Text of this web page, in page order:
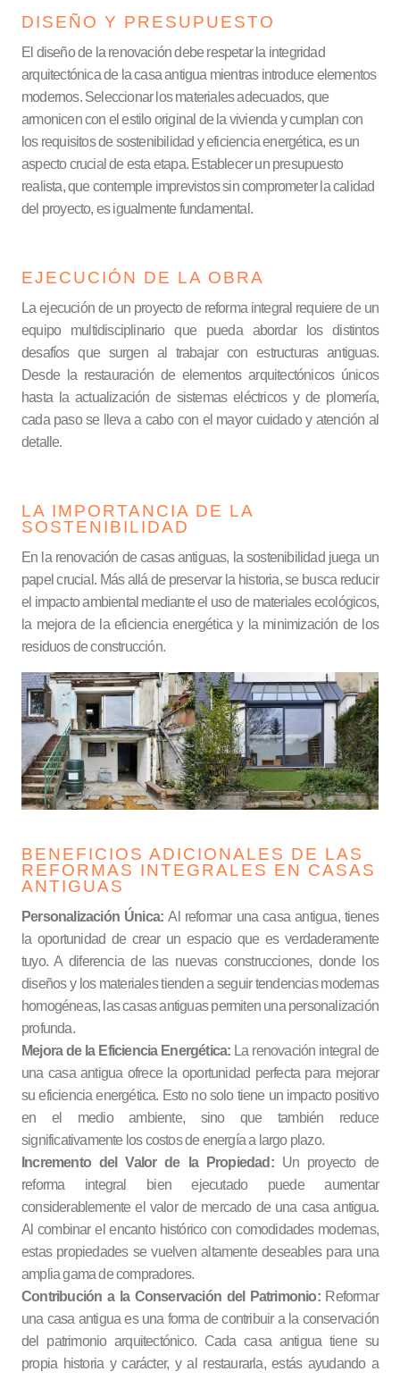
DISEÑO Y PRESUPUESTO
El diseño de la renovación debe respetar la integridad
arquitectónica de la casa antigua mientras introduce elementos
modernos. Seleccionar los materiales adecuados, que
armonicen con el estilo original de la vivienda y cumplan con
los requisitos de sostenibilidad y eficiencia energética, es un
aspecto crucial de esta etapa. Establecer un presupuesto
realista, que contemple imprevistos sin comprometer la calidad
del proyecto, es igualmente fundamental.
EJECUCIÓN DE LA OBRA
La ejecución de un proyecto de reforma integral requiere de un
equipo multidisciplinario que pueda abordar los distintos
desafíos que surgen al trabajar con estructuras antiguas.
Desde la restauración de elementos arquitectónicos únicos
hasta la actualización de sistemas eléctricos y de plomería,
cada paso se lleva a cabo con el mayor cuidado y atención al
detalle.
LA IMPORTANCIA DE LA
SOSTENIBILIDAD
En la renovación de casas antiguas, la sostenibilidad juega un
papel crucial. Más allá de preservar la historia, se busca reducir
el impacto ambiental mediante el uso de materiales ecológicos,
la mejora de la eficiencia energética y la minimización de los
residuos de construcción.
BENEFICIOS ADICIONALES DE LAS
REFORMAS INTEGRALES EN CASAS
ANTIGUAS
Personalización Única:Al reformar una casa antigua, tienes
la oportunidad de crear un espacio que es verdaderamente
tuyo. A diferencia de las nuevas construcciones, donde los
diseños y los materiales tienden a seguir tendencias modernas
homogéneas, las casas antiguas permiten una personalización
profunda.
Mejora de la Eficiencia Energética: La renovación integral de
una casa antigua ofrece la oportunidad perfecta para mejorar
su eficiencia energética. Esto no solo tiene un impacto positivo
en el medio ambiente, sino que también reduce
significativamente los costos de energía a largo plazo.
Incremento del Valor de la Propiedad: Un proyecto de
reforma integral bien ejecutado puede aumentar
considerablemente el valor de mercado de una casa antigua.
Al combinar el encanto histórico con comodidades modernas,
estas propiedades se vuelven altamente deseables para una
amplia gama de compradores.
Contribución a la Conservación del Patrimonio: Reformar
una casa antigua es una forma de contribuir a la conservación
del patrimonio arquitectónico. Cada casa antigua tiene su
propia historia y carácter, y al restaurarla, estás ayudando a